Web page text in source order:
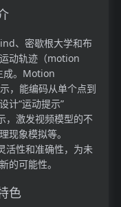
、密歇根大学和布
动轨迹（motion
成。Motion
，能编码从单个点到
计“运动提示”
，激发视频模型的不
现象模拟等。
性和准确性，为未
的可能性。
色